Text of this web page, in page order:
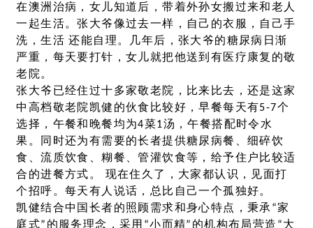
在澳洲治病，女儿知道后，带着外孙女搬过来和老人
一起生活。张大爷像过去一样，自己的衣服，自己手
洗，生活 还能自理。几年后，张大爷的糖尿病日渐
严重，每天要打针，女儿就把他送到有医疗康复的敬
老院。
张大爷已经住过十多家敬老院，比来比去，还是这家
中高档敬老院凯健的伙食比较好，早餐每天有5-7个
选择，午餐和晚餐均为4菜1汤，午餐搭配时令水
果。同时还为有需要的长者提供糖尿病餐、细碎饮
食、流质饮食、糊餐、管灌饮食等，给予住户比较适
合的进餐方式。 现在住久了，大家都认识，见面打
个招呼。每天有人说话，总比自己一个孤独好。
凯健结合中国长者的照顾需求和身心特点，秉承“家
庭式”的服务理念，采用“小而精”的机构布局营造“大